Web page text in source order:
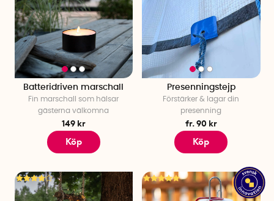
Batteridriven marschall
Fin marschall som hälsar
gästerna välkomna
149 kr
Köp
Presenningstejp
Förstärker & lagar din
presenning
fr. 90 kr
Köp